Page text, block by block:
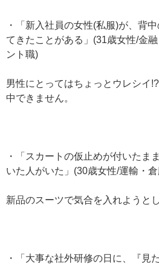
・「新入社員の女性(私服)が、背
てきたことがある」(31歳女性/金
ント職)
男性にとってはちょっとウレシ
中できません。
・「スカートの仮止めが付いたま
いた人がいた」(30歳女性/運輸・
新品のスーツで気合を入れようと
・「大事な社外研修の日に、『見